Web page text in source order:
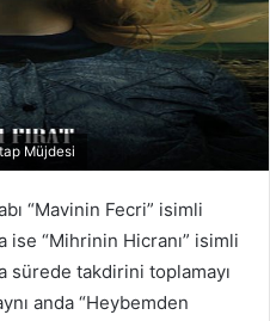
Müjdesi
“Mavinin Fecri” isimli
ise “Mihrinin Hicranı” isimli
sürede takdirini toplamayı
anda “Heybemden